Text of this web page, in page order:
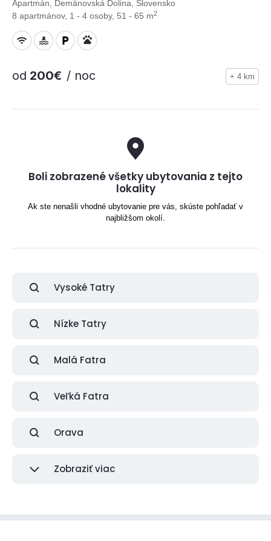
Apartmán, Demänovská Dolina, Slovensko
8 apartmánov, 1 - 4 osoby, 51 - 65 m2
od 200€ / noc + 4 km
Boli zobrazené všetky ubytovania z tejto
lokality
Ak ste nenašli vhodné ubytovanie pre vás, skúste pohľadať v
najbližšom okolí.
Vysoké Tatry
Nízke Tatry
Malá Fatra
Veľká Fatra
Orava
Zobraziť viac